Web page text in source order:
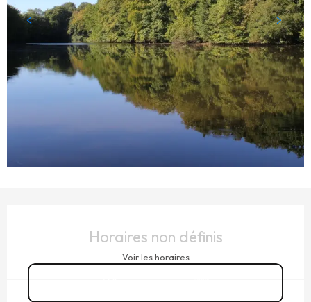
Horaires non définis
Voir les horaires